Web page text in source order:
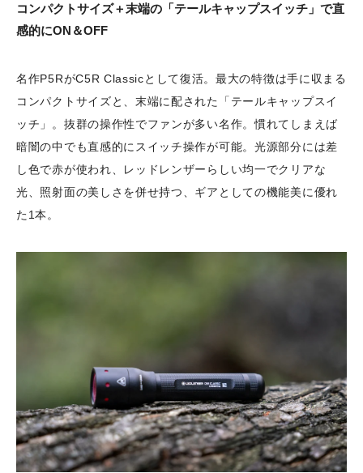
コンパクトサイズ＋末端の「テールキャップスイッチ」で直
感的にON＆OFF
名作P5RがC5R Classicとして復活。最大の特徴は手に収まる
コンパクトサイズと、末端に配された「テールキャップスイ
ッチ」。抜群の操作性でファンが多い名作。慣れてしまえば
暗闇の中でも直感的にスイッチ操作が可能。光源部分には差
し色で赤が使われ、レッドレンザーらしい均一でクリアな
光、照射面の美しさを併せ持つ、ギアとしての機能美に優れ
た1本。